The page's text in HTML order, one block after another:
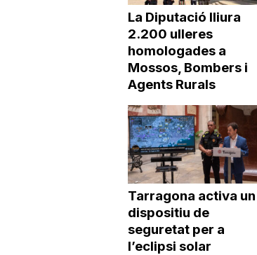
La Diputació lliura
2.200 ulleres
homologades a
Mossos, Bombers i
Agents Rurals
Tarragona activa un
dispositiu de
seguretat per a
l’eclipsi solar